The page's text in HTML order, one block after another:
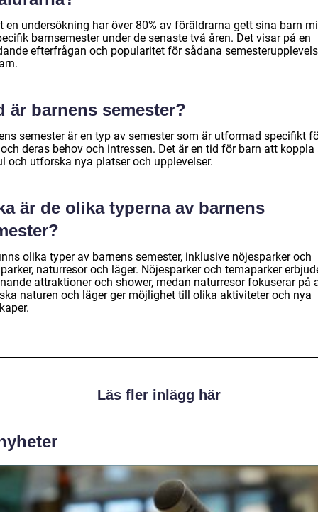
en undersökning har över 80% av föräldrarna gett sina barn
barnsemester under de senaste två åren. Det visar på en
efterfrågan och popularitet för sådana
är barnens semester?
semester är en typ av semester som är utformad specifikt
deras behov och intressen. Det är en tid för barn att koppla
och utforska nya platser och upplevelser.
är de olika typerna av barnens
olika typer av barnens semester, inklusive nöjesparker och
naturresor och läger. Nöjesparker och temaparker
attraktioner och shower, medan naturresor fokuserar på
naturen och läger ger möjlighet till olika aktiviteter och nya
Läs fler inlägg här